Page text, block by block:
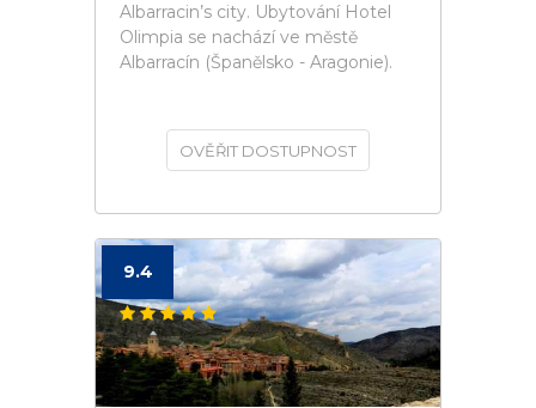
Albarracin’s city. Ubytování Hotel
Olimpia se nachází ve městě
Albarracín (Španělsko - Aragonie).
OVĚŘIT DOSTUPNOST
9.4